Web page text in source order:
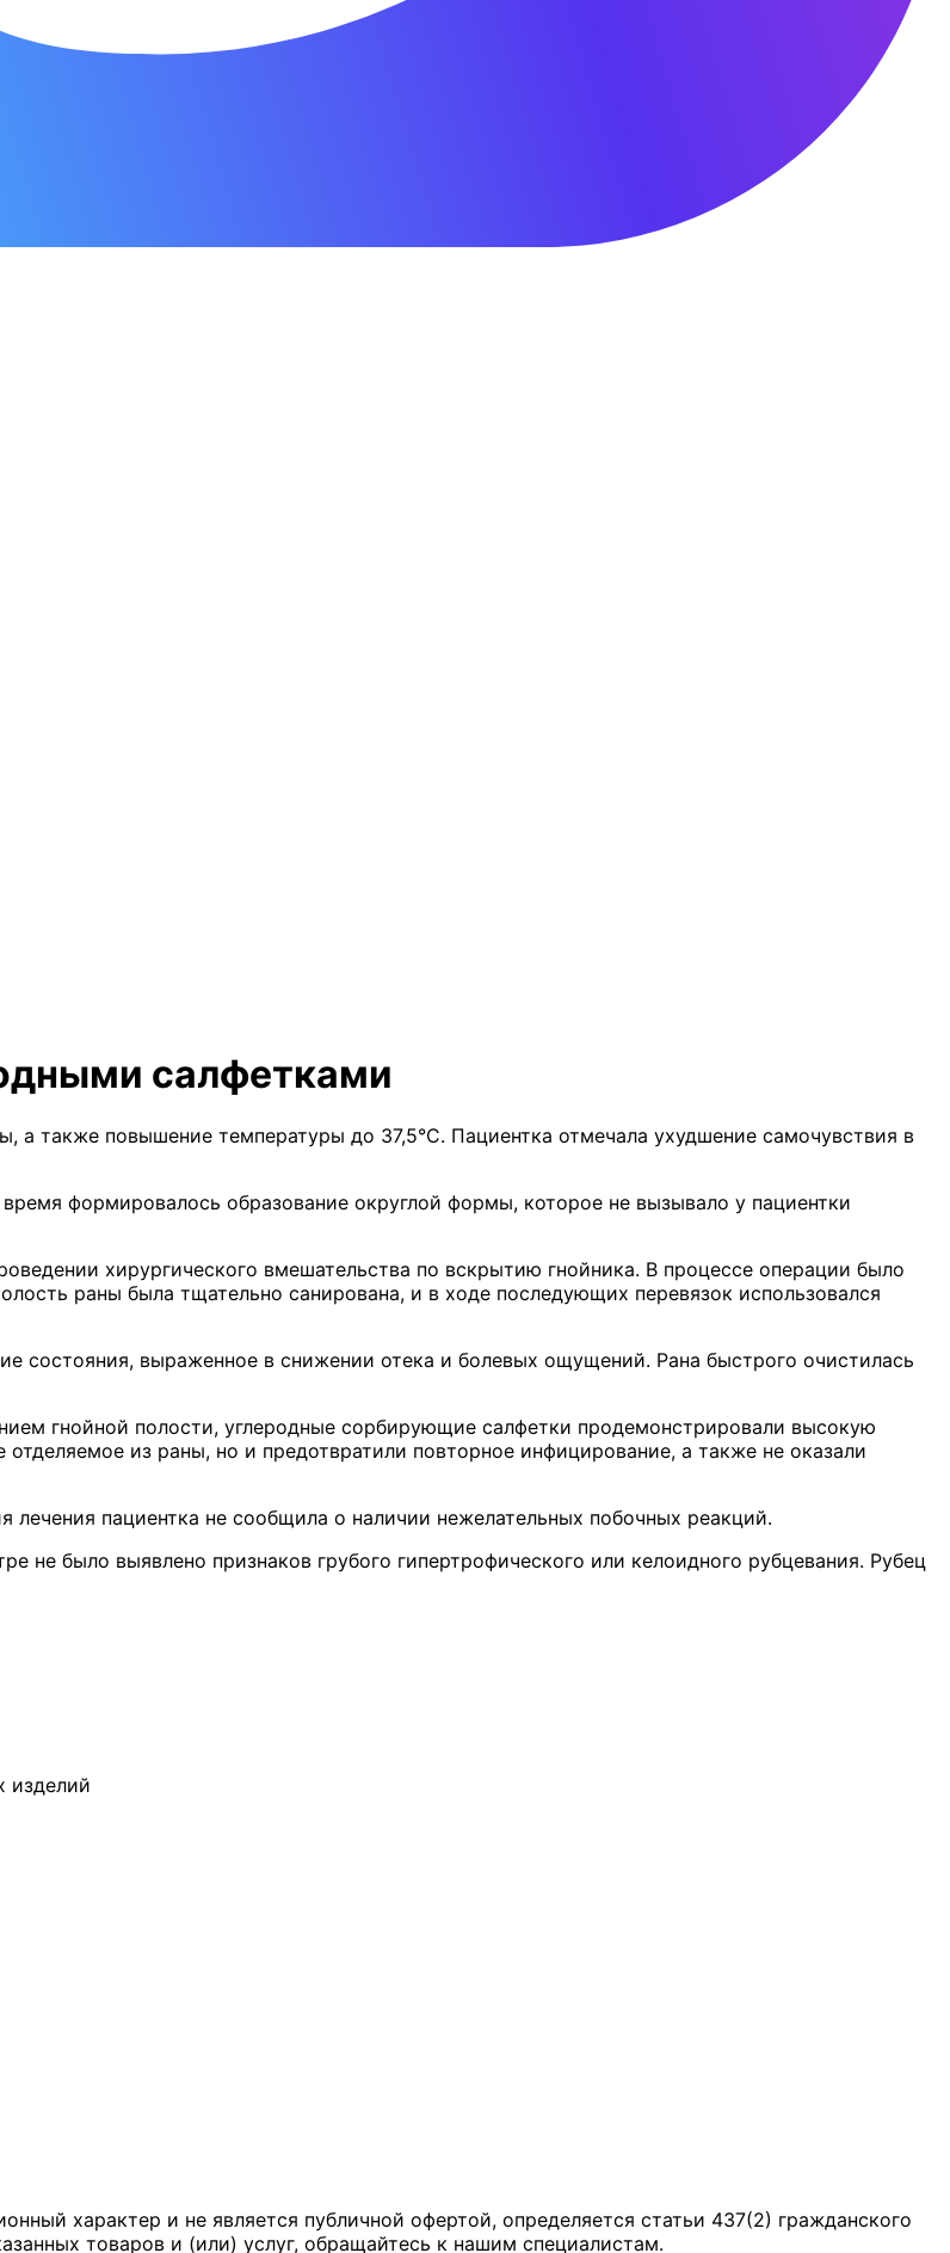
салфетками
а также повышение температуры до 37,5°C. Пациентка отмечала ухудшение самочувствия в
формировалось образование округлой формы, которое не вызывало у пациентки
хирургического вмешательства по вскрытию гнойника. В процессе операции было
раны была тщательно санирована, и в ходе последующих перевязок использовался
состояния, выраженное в снижении отека и болевых ощущений. Рана быстрого очистилась
гнойной полости, углеродные сорбирующие салфетки продемонстрировали высокую
из раны, но и предотвратили повторное инфицирование, а также не оказали
пациентка не сообщила о наличии нежелательных побочных реакций.
не было выявлено признаков грубого гипертрофического или келоидного рубцевания. Рубец
изделий
характер и не является публичной офертой, определяется статьи 437(2) гражданского
товаров и (или) услуг, обращайтесь к нашим специалистам.